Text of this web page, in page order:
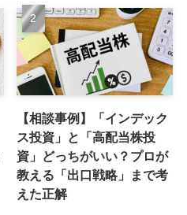
【相談事例】「インデック
ス投資」と「高配当株投
資」どっちがいい？プロが
教える「出口戦略」まで考
えた正解